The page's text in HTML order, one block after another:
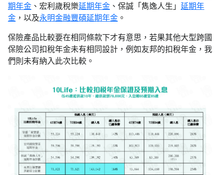
期年金 、宏利歲稅樂延期年金 、保誠「雋逸人生」 延期年
金 ，以及永明金融豐碩延期年金 。
保險產品比較要在相同條款下才有意思，若果其他大型跨國
保險公司扣稅年金未有相同設計，例如友邦的扣稅年金，我
們則未有納入此次比較。